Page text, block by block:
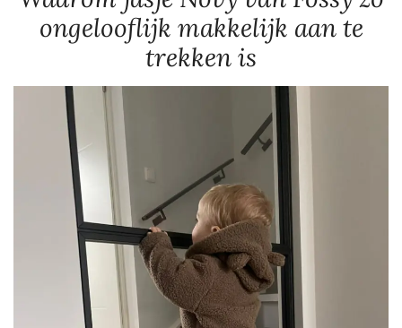
ongelooflijk makkelijk aan te
trekken is